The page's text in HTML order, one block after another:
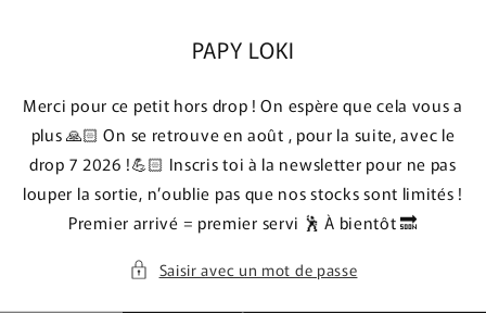
PAPY LOKI
Merci pour ce petit hors drop ! On espère que cela vous a
plus 🙏🏻 On se retrouve en août , pour la suite, avec le
drop 7 2026 !💪🏻 Inscris toi à la newsletter pour ne pas
louper la sortie, n’oublie pas que nos stocks sont limités !
Premier arrivé = premier servi 🕺 À bientôt 🔜
Saisir avec un mot de passe